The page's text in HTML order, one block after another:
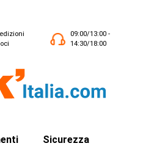
09:00/13:00 -
14:30/18:00
Sicurezza